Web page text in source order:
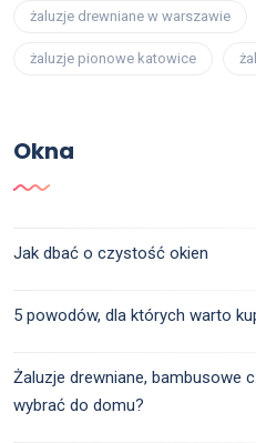
żaluzje drewniane w warszawie
żaluzje pionowe katowice
Okna
Jak dbać o czystość okien
5 powodów, dla których warto
Żaluzje drewniane, bambusowe
wybrać do domu?